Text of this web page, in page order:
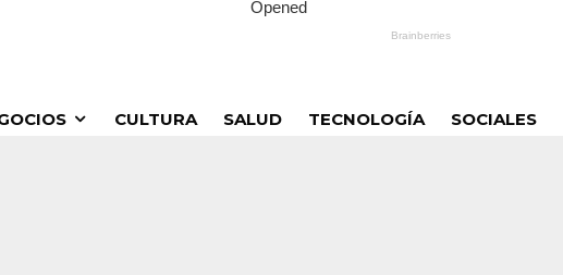
CULTURA SALUD TECNOLOGÍA SOCIALES